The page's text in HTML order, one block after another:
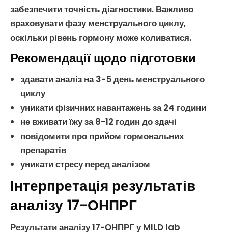
забезпечити точність діагностики. Важливо
враховувати фазуменструального циклу,
оскільки рівень гормону може коливатися.
Рекомендації щодо підготовки
здавати аналіз на 3-5 день менструального
циклу
уникати фізичних навантажень за 24 години
не вживати їжу за 8-12 годин до здачі
повідомити про прийом гормональних
препаратів
уникати стресу перед аналізом
Інтерпретація результатів
аналізу 17-ОНПРГ
Результатианалізу 17-ОНПРГу MILD lab